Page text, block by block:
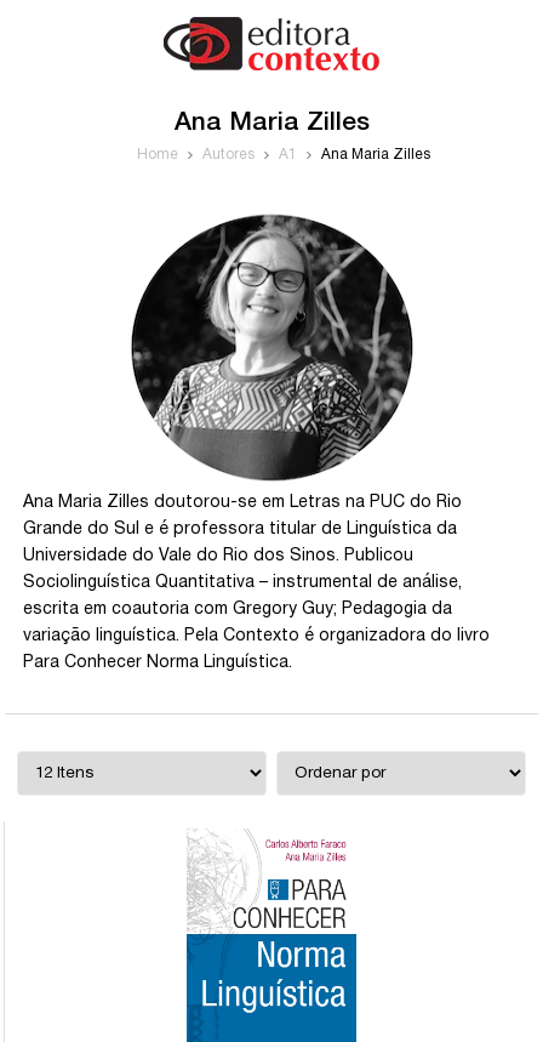
Ana Maria Zilles
Home Autores A1 Ana Maria Zilles
Ana Maria Zilles doutorou-se em Letras na PUC do Rio
Grande do Sul e é professora titular de Linguística da
Universidade do Vale do Rio dos Sinos. Publicou
Sociolinguística Quantitativa – instrumental de análise,
escrita em coautoria com Gregory Guy; Pedagogia da
variação linguística. Pela Contexto é organizadora do livro
Para Conhecer Norma Linguística.